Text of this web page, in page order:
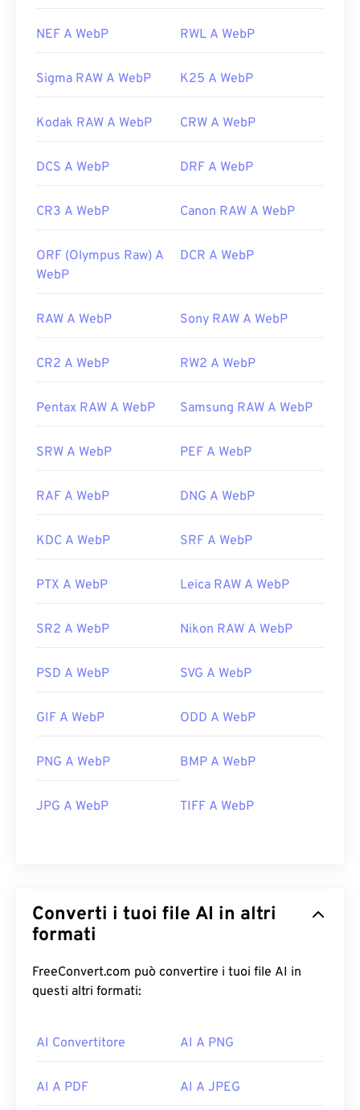
NEF A WebP RWL A WebP
Sigma RAW A WebP K25 A WebP
Kodak RAW A WebP CRW A WebP
DCS A WebP DRF A WebP
CR3 A WebP Canon RAW A WebP
ORF (Olympus Raw) A
WebP
DCR A WebP
RAW A WebP Sony RAW A WebP
CR2 A WebP RW2 A WebP
Pentax RAW A WebP Samsung RAW A WebP
SRW A WebP PEF A WebP
RAF A WebP DNG A WebP
KDC A WebP SRF A WebP
PTX A WebP Leica RAW A WebP
SR2 A WebP Nikon RAW A WebP
PSD A WebP SVG A WebP
GIF A WebP ODD A WebP
PNG A WebP BMP A WebP
JPG A WebP TIFF A WebP
Converti i tuoi file AI in altri
formati
FreeConvert.com può convertire i tuoi file AI in
questi altri formati:
AI Convertitore AI A PNG
AI A PDF AI A JPEG